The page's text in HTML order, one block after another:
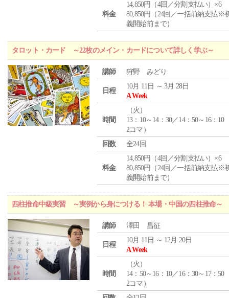
料金
14,850円（4回／分割支払い）×6
80,850円（24回／一括前納支払※
義開始前まで）
タロット・カード ～22枚のメイン・カードについて詳しく学ぶ～
講師 狩野 みどり
日程
10月 11日 ～ 3月 28日
A Week
時間
（火 ）
13：10～14：30／14：50～16：10
2コマ）
回数
全24回
料金
14,850円（4回／分割支払い）×6
80,850円（24回／一括前納支払※
義開始前まで）
四柱推命中級実習 ～実例から身につける！ 本場・中国の四柱推命～
講師 澤田 昌征
日程
10月 11日 ～ 12月 20日
A Week
時間
（火 ）
14：50～16：10／16：30～17：50
2コマ）